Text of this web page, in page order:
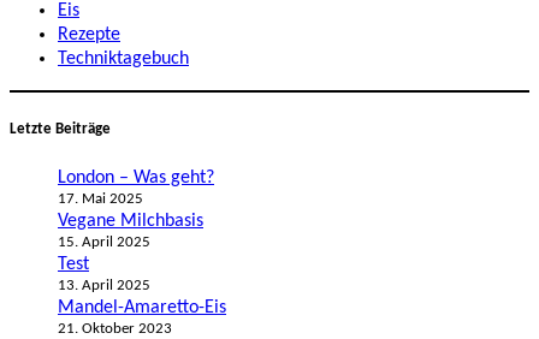
Eis
Rezepte
Techniktagebuch
Letzte Beiträge
London – Was geht?
17. Mai 2025
Vegane Milchbasis
15. April 2025
Test
13. April 2025
Mandel-Amaretto-Eis
21. Oktober 2023